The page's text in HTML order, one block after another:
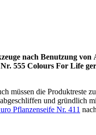
nach Benutzung von
555 Colours For Life
müssen die Produktreste
und gründlich
Pflanzenseife Nr. 411